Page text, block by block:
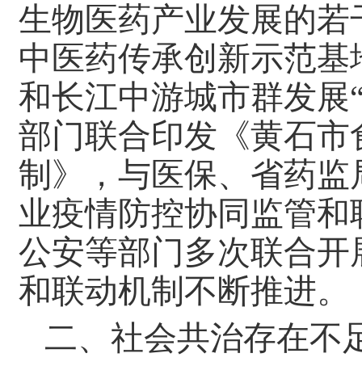
生物医药产业发展的
中医药传承创新示范
和长江中游城市群发展
部门联合印发《黄石
制》，与医保、省药
业疫情防控协同监管
公安等部门多次联合
和联动机制不断推进。
二、社会共治存在不